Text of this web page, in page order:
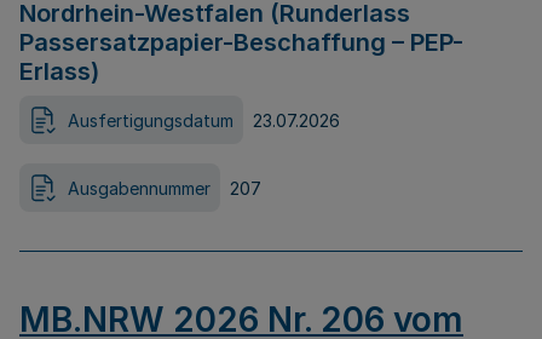
Nordrhein-Westfalen (Runderlass
Passersatzpapier-Beschaffung – PEP-
Erlass)
Ausfertigungsdatum 23.07.2026
Ausgabennummer 207
MB.NRW 2026 Nr. 206 vom